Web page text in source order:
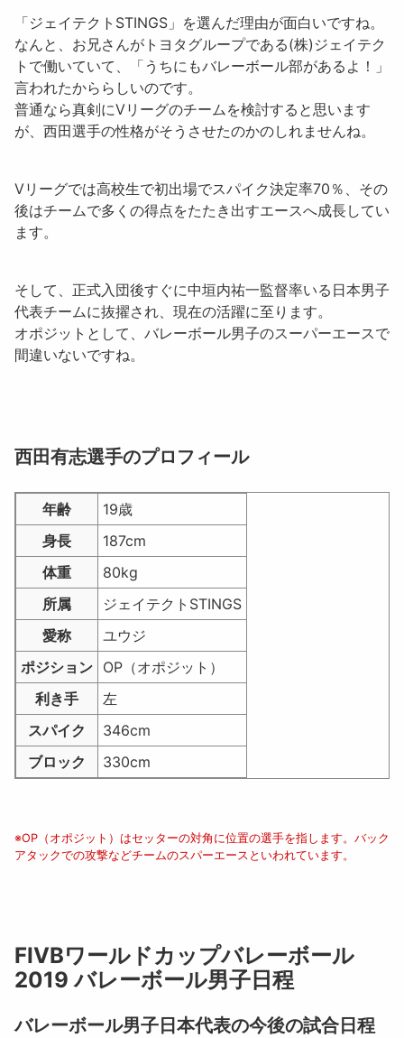
「ジェイテクトSTINGS」を選んだ理由が面白いですね。
なんと、お兄さんがトヨタグループである(株)ジェイテク
ト で働いていて、「 うちにもバレーボール部があるよ！
」
言われたかららしいのです。
普通なら真剣にVリーグのチームを検討すると思います
が、西田選手の性格がそうさせたのかのしれませんね。
Vリーグでは高校生で初出場でスパイク決定率70％、その
後はチームで多くの得点をたたき出すエースへ成長してい
ます。
そして、正式入団後すぐに中垣内祐一監督率いる日本男子
代表チームに抜擢され、現在の活躍に至ります。
オポジットとして、バレーボール男子のスーパーエースで
間違いないですね。
西田有志選手のプロフィール
年齢
19歳
身長
187cm
体重
80kg
所属
ジェイテクトSTINGS
愛称
ユウジ
ポジション OP（オポジット）
利き手
左
スパイク
346cm
ブロック
330cm
※OP（オポジット）はセッターの対角に位置の選手を指します。バック
アタックでの攻撃などチームのスパーエースといわれています。
FIVBワールドカップバレーボール
2019 バレーボール男子日程
バレーボール男子日本代表の今後の試合日程